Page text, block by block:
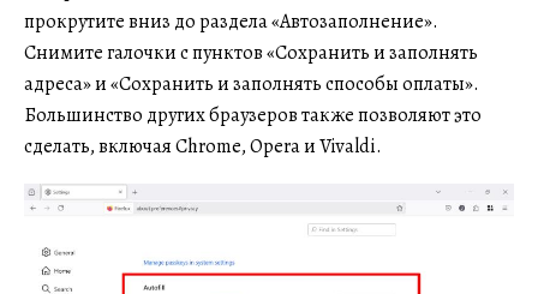
прокрутите вниз до раздела «Автозаполнение».
Снимите галочки с пунктов «Сохранить и заполнять
адреса» и «Сохранить и заполнять способы оплаты».
Большинство других браузеров также позволяют это
сделать, включая Chrome, Opera и Vivaldi.